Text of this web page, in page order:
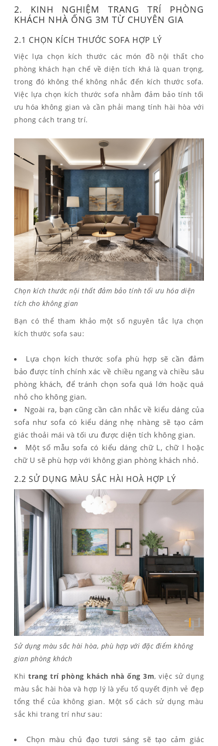
2. KINH NGHIỆM TRANG TRÍ PHÒNG
KHÁCH NHÀ ỐNG 3M TỪ CHUYÊN GIA
2.1 CHỌN KÍCH THƯỚC SOFA HỢP LÝ
Việc lựa chọn kích thước các món đồ nội thất cho
phòng khách hạn chế về diện tích khá là quan trọng,
trong đó không thể không nhắc đến kích thước sofa.
Việc lựa chọn kích thước sofa nhằm đảm bảo tính tối
ưu hóa không gian và cần phải mang tính hài hòa với
phong cách trang trí.
Chọn kích thước nội thất đảm bảo tính tối ưu hóa diện
tích cho không gian
Bạn có thể tham khảo một số nguyên tắc lựa chọn
kích thước sofa sau:
Lựa chọn kích thước sofa phù hợp sẽ cần đảm
bảo được tính chính xác về chiều ngang và chiều sâu
phòng khách, để tránh chọn sofa quá lớn hoặc quá
nhỏ cho không gian.
Ngoài ra, bạn cũng cần cân nhắc về kiểu dáng của
sofa như sofa có kiểu dáng nhẹ nhàng sẽ tạo cảm
giác thoải mái và tối ưu được diện tích không gian.
Một số mẫu sofa có kiểu dáng chữ L, chữ I hoặc
chữ U sẽ phù hợp với không gian phòng khách nhỏ.
2.2 SỬ DỤNG MÀU SẮC HÀI HOÀ HỢP LÝ
Sử dụng màu sắc hài hòa, phù hợp với đặc điểm không
gian phòng khách
Khi trang trí phòng khách nhà ống 3m, việc sử dụng
màu sắc hài hòa và hợp lý là yếu tố quyết định vẻ đẹp
tổng thể của không gian. Một số cách sử dụng màu
sắc khi trang trí như sau:
Chọn màu chủ đạo tươi sáng sẽ tạo cảm giác